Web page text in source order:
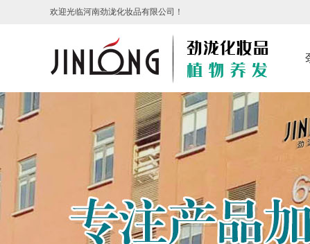
欢迎光临河南劲泷化妆品有限公司！